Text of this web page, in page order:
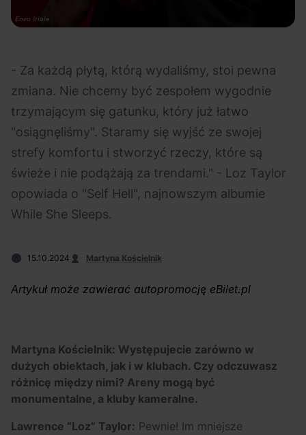
Scena Impostora 06.08.2026
Kto jest
prawdziwym fanem
Chivasa?
05.08.2026
Aplikacja
KAMAAAN nową
inicjatywą eBilet
jednoczącą fanów
Polecane Rap 05.08.2026
rapowych
koncertach?
Festiwal OFF Festival
warte uwagi!
Fot. Enzo Iriate
- Za każdą płytą, którą wydaliśmy, stoi pewna
zmiana. Nie chcemy być zespołem wygodnie
trzymającym się gatunku, który już łatwo
"osiągnęliśmy". Staramy się wyjść ze swojej
strefy komfortu i stworzyć rzeczy, które są
świeże i nie podążają za trendami." - Loz Taylor
opowiada o "Self Hell", najnowszym albumie
While She Sleeps.
15.10.2024 Martyna Kościelnik
Artykuł może zawierać autopromocję eBilet.pl
Martyna Kościelnik: Występujecie zarówno w
dużych obiektach, jak i w klubach. Czy odczuwasz
różnicę między nimi? Areny mogą być
monumentalne, a kluby kameralne.
Lawrence “Loz” Taylor: Pewnie! Im mniejsze